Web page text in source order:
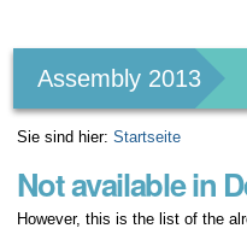
Werkzeuge
Assembly 2013
Sie sind hier: Startseite
Not available in
However, this is the list of the